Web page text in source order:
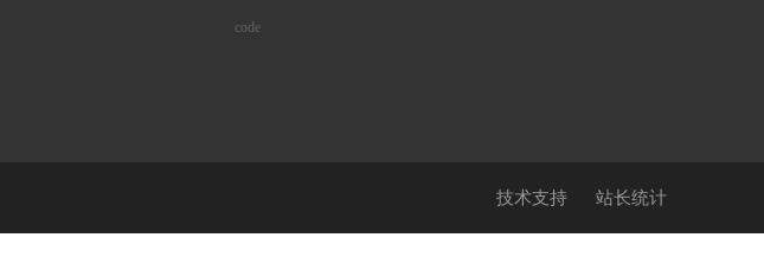
技术支持 站长统计